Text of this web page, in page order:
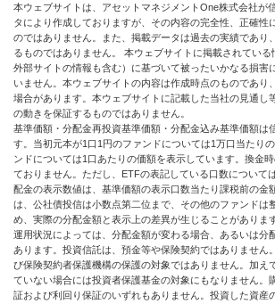
本ウェブサイトは、アセットマネジメントOne株式会社が
タにより作成しておりますが、その内容の完全性、正確性
のではありません。また、掲載データは過去の実績であり
るものではありません。 本ウェブサイトに掲載されてい
外部サイトの情報も含む）に基づいて被ったいかなる損害
いません。本ウェブサイトの内容は作成時点のものであり
場合があります。本ウェブサイトに記載した当社の見通し
の動きを保証するものではありません。
基準価額・分配金再投資基準価額・分配金込み基準価額は
す。当初元本が1口1円のファンドについては1万口当たり
ンドについては1口あたりの価額を表示しています。換金
ておりません。ただし、ETFの表記している口数について
配金の表示数値は、基準価額の表示口数当たり課税前の金
は、公社債投信は小数点第二位まで、その他のファンドは
め、実際の分配金額と表示上の差異が生じることがあります
運用状況によっては、分配金額が変わる場合、あるいは分
あります。投資信託は、預金等や保険契約ではありません
び保険契約者保護機構の保護の対象ではありません。加え
ていない場合には投資者保護基金の対象にもなりません。
証および利回り保証のいずれもありません。投資した資産